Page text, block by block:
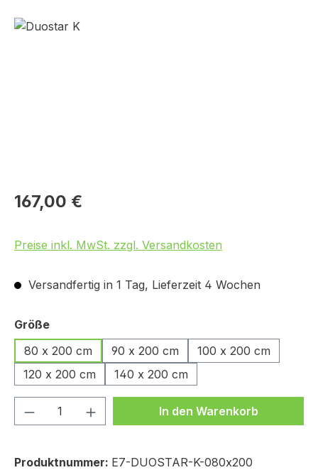
Bildergalerie überspringen
167,00 €
Preise inkl. MwSt. zzgl. Versandkosten
Versandfertig in 1 Tag, Lieferzeit 4 Wochen
Größeauswählen
80 x 200 cm
90 x 200 cm
100 x 200 cm
120 x 200 cm
140 x 200 cm
Produkt Anzahl: Gib denIn den Warenkorb
Produktnummer: E7-DUOSTAR-K-080x200